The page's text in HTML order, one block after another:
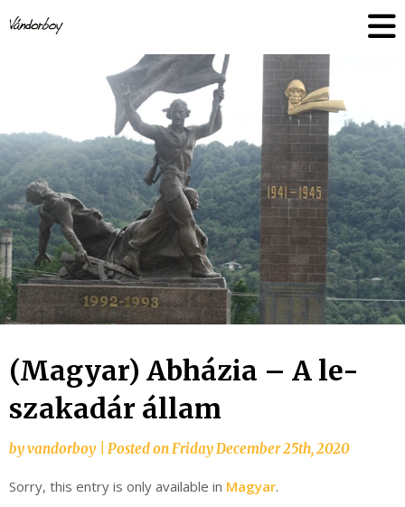
to
(Magyar) Abházia – A le-
szakadár állam
byvandorboy Posted onFriday December 25th, 2020
Sorry, this entry is only available in Magyar.